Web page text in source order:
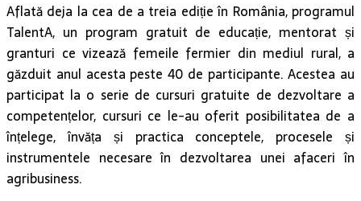
Aflată deja la cea de a treia ediție în România, programul
TalentA, un program gratuit de educație, mentorat și
granturi ce vizează femeile fermier din mediul rural, a
găzduit anul acesta peste 40 de participante. Acestea au
participat la o serie de cursuri gratuite de dezvoltare a
competențelor, cursuri ce le-au oferit posibilitatea de a
înțelege, învăța și practica conceptele, procesele și
instrumentele necesare în dezvoltarea unei afaceri în
agribusiness.